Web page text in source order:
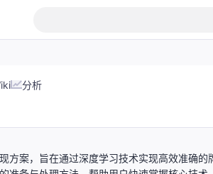
分析
方案，旨在通过深度学习技术实现高效准确的